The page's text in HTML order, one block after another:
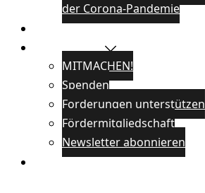
der Corona-Pandemie
Veranstaltungen
Unterstützen
MITMACHEN!
Spenden
Forderungen unterstützen
Fördermitgliedschaft
Newsletter abonnieren
Öffentlichkeitsarbeit